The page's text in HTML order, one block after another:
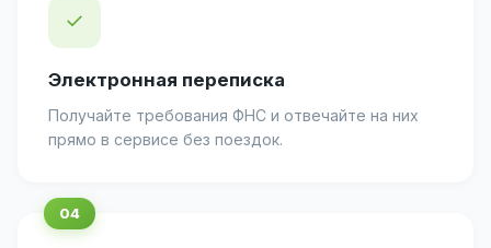
✓
Электронная переписка
Получайте требования ФНС и отвечайте на них
прямо в сервисе без поездок.